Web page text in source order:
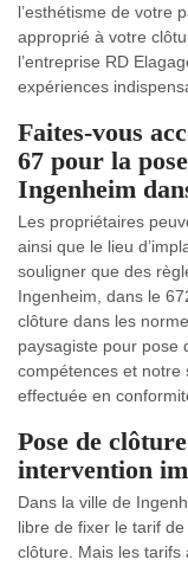
l’esthétisme de votre
approprié à votre
l’entreprise RD
expériences
Faites-vous
67 pour la
Ingenheim
Les propriétaires
ainsi que le lieu
souligner que des
Ingenheim, dans le
clôture dans les
paysagiste pour pose
compétences et notre
effectuée en
Pose de
intervention
Dans la ville de
libre de fixer le tarif
clôture. Mais les tarifs